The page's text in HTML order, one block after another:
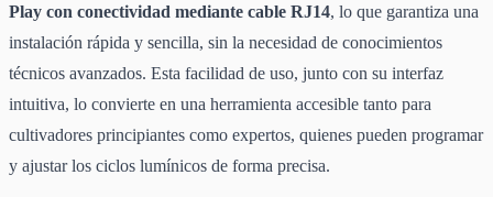
Play con conectividad mediante cable RJ14, lo que garantiza una
instalación rápida y sencilla, sin la necesidad de conocimientos
técnicos avanzados. Esta facilidad de uso, junto con su interfaz
intuitiva, lo convierte en una herramienta accesible tanto para
cultivadores principiantes como expertos, quienes pueden programar
y ajustar los ciclos lumínicos de forma precisa.